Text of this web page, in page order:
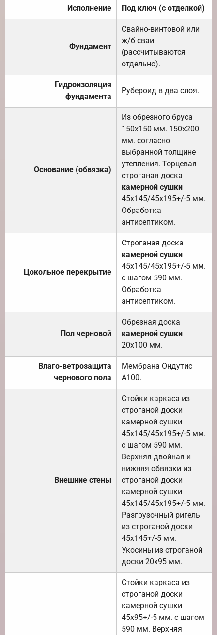
Исполнение Под ключ (с отделкой)
Фундамент
Свайно-винтовой или
ж/б сваи
(рассчитываются
отдельно).
Гидроизоляция
фундамента
Рубероид в два слоя.
Основание (обвязка)
Из обрезного бруса
150х150 мм. 150х200
мм. согласно
выбранной толщине
утепления. Торцевая
строганая доска
камерной сушки
45х145/45х195+/-5 мм.
Обработка
антисептиком.
Цокольное перекрытие
Строганая доска
камерной сушки
45х145/45х195+/-5 мм.
с шагом 590 мм.
Обработка
антисептиком.
Пол черновой
Обрезная доска
камерной сушки
20х100 мм.
Влаго-ветрозащита
чернового пола
Мембрана Ондутис
А100.
Внешние стены
Стойки каркаса из
строганой доски
камерной сушки
45х145/45х195+/-5 мм.
с шагом 590 мм.
Верхняя двойная и
нижняя обвязки из
строганой доски
камерной сушки
45х145/45х195+/-5 мм.
Разгрузочный ригель
из строганой доски
45х145+/-5 мм.
Укосины из строганой
доски 20х95 мм.
Стойки каркаса из
строганой доски
камерной сушки
45х95+/-5 мм. с шагом
590 мм. Верхняя